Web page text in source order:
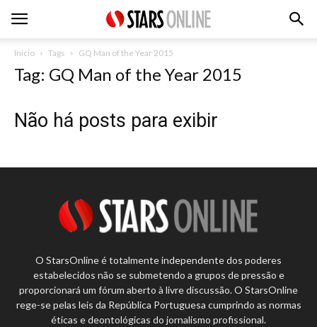
Inicio Tags GQ Man of the Year 2015
Tag: GQ Man of the Year 2015
Não há posts para exibir
O StarsOnline é totalmente independente dos poderes
estabelecidos não se submetendo a grupos de pressão e
proporcionará um fórum aberto à livre discussão. O StarsOnline
rege-se pelas leis da República Portuguesa cumprindo as normas
éticas e deontológicas do jornalismo profissional.